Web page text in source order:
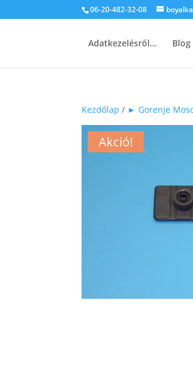
06-20-482-32-08
Adatkezelésről… Blog
Kezdőlap / ► Gorenje
Akció!